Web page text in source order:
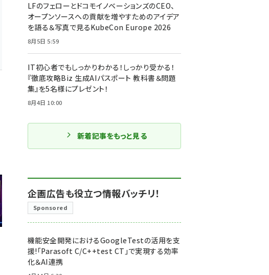
LFのフェローとドコモイノベーションズのCEO、
オープンソースへの貢献を増やすためのアイデア
を語る＆写真で見るKubeCon Europe 2026
8月5日 5:59
IT初心者でもしっかりわかる！しっかり受かる！
『徹底攻略Biz 生成AIパスポート 教科書＆問題
集』を5名様にプレゼント！
8月4日 10:00
新着記事をもっと見る
企画広告も役立つ情報バッチリ！
Sponsored
機能安全開発におけるGoogleTestの活用を支
援!「Parasoft C/C++test CT」で実現する効率
化＆AI連携